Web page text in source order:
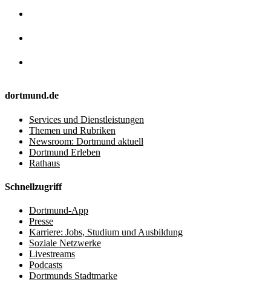
dortmund.de
Services und Dienstleistungen
Themen und Rubriken
Newsroom: Dortmund aktuell
Dortmund Erleben
Rathaus
Schnellzugriff
Dortmund-App
Presse
Karriere: Jobs, Studium und Ausbildung
Soziale Netzwerke
Livestreams
Podcasts
Dortmunds Stadtmarke